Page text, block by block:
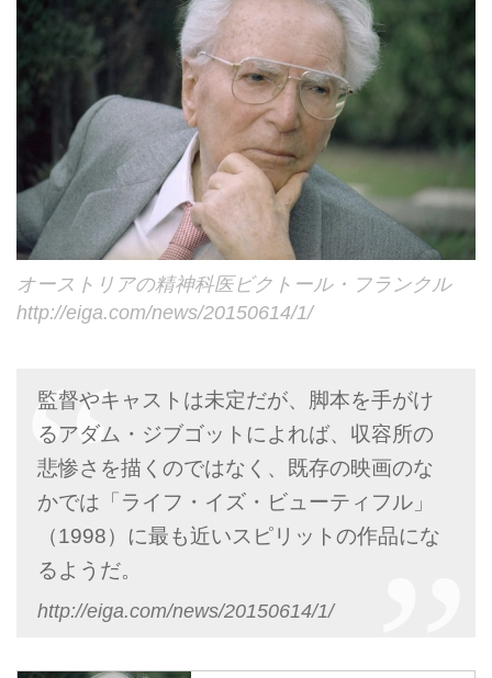
オーストリアの精神科医ビクトール・フランクル
http://eiga.com/news/20150614/1/
監督やキャストは未定だが、脚本を手がけ
るアダム・ジブゴットによれば、収容所の
悲惨さを描くのではなく、既存の映画のな
かでは「ライフ・イズ・ビューティフル」
（1998）に最も近いスピリットの作品にな
るようだ。
http://eiga.com/news/20150614/1/